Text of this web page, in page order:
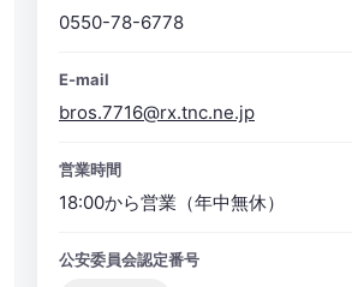
0550-78-6778
E-mail
bros.7716@rx.tnc.ne.jp
営業時間
18:00から営業（年中無休）
公安委員会認定番号